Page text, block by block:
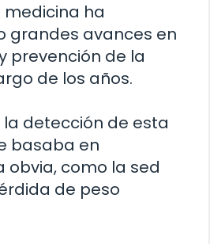
medicina ha
grandes avances en
prevención de la
de los años.
detección de esta
basaba en
como la sed
de peso